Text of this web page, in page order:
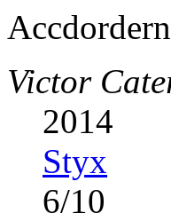
Victor
2014
Styx
6/10